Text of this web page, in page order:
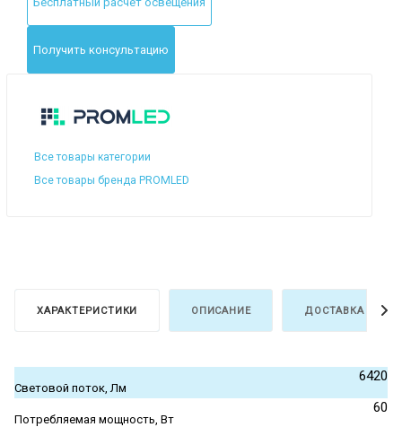
Получить консультацию
Все товары категории
Все товары бренда PROMLED
ХАРАКТЕРИСТИКИ ОПИСАНИЕ ДОСТАВКА И
Световой поток, Лм
6420
Потребляемая мощность, Вт
60